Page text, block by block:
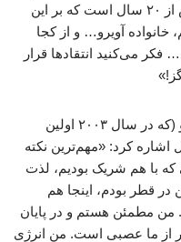
کسانی هستند که ضرر می‌کنند. او بیش از ۲۰ سال است که بر این
آویرو… و از کجا
فکر می‌کنید انتقادها قرار
او همچنین به ۲۳ سال حضور کریستیانو (که در سال ۲۰۰۳ اولین
اشاره کرد: «مهم‌ترین نکته
با هم شریک بودیم، لذت
در قطر بودم، اینجا هم
مطمئن هستم و در پایان
از ما عصبی است. من انرژی